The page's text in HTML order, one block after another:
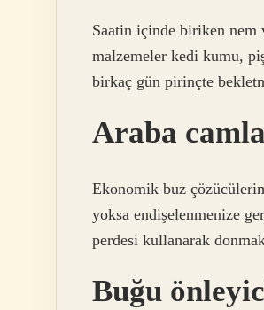
Saatin içinde biriken
malzemeler kedi kumu,
birkaç gün pirinçte
Araba
Ekonomik buz
yoksa endişelenmenize
perdesi kullanarak
Buğu